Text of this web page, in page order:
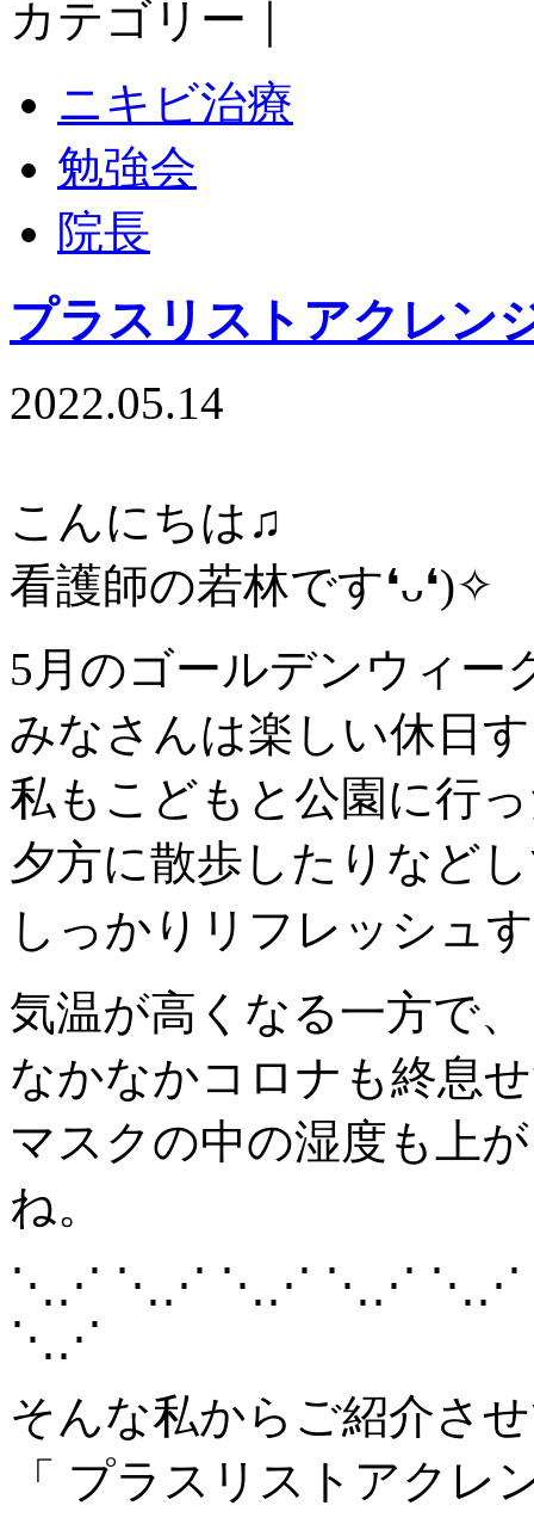
カテゴリー｜
ニキビ治療
勉強会
院長
プラスリストアクレン
2022.05.14
こんにちは♫
看護師の若林です❛ᴗ❛)✧
5月のゴールデンウィー
みなさんは楽しい休日
私もこどもと公園に行
夕方に散歩したりなど
しっかりリフレッシュ
気温が高くなる一方で、
なかなかコロナも終息
マスクの中の湿度も上
ね。
⋱⋰ ⋱⋰ ⋱⋰ ⋱⋰
⋱⋰
そんな私からご紹介さ
「 プラスリストアクレ